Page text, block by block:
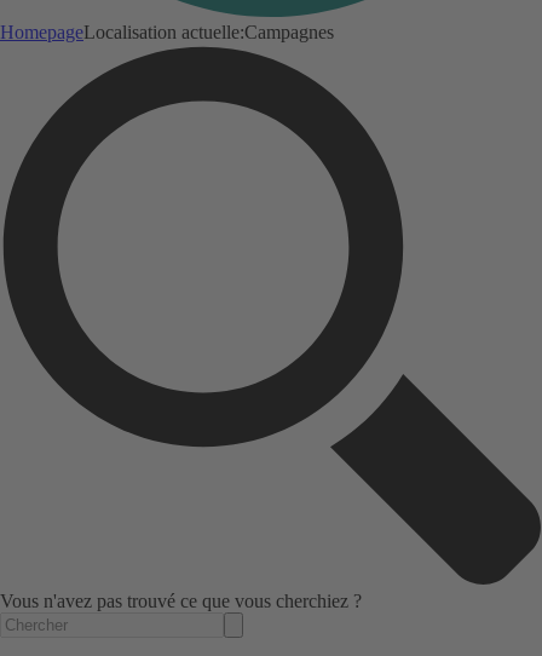
HomepageLocalisation actuelle:Campagnes
Vous n'avez pas trouvé ce que vous cherchiez ?